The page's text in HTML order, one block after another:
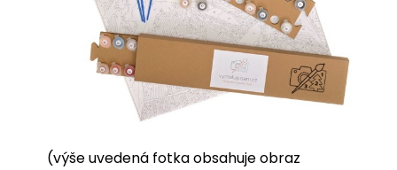
(výše uvedená fotka obsahuje obraz